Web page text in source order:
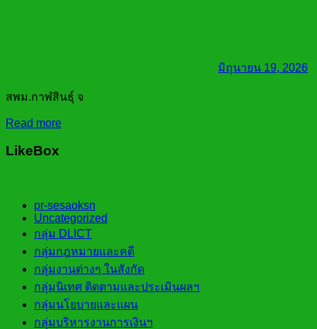
มิถุนายน 19, 2026
สพม.กาฬสินธุ์ จ
Read more
LikeBox
pr-sesaoksn
Uncategorized
กลุ่ม DLICT
กลุ่มกฎหมายและคดี
กลุ่มงานต่างๆ ในสังกัด
กลุ่มนิเทศ ติดตามและประเมินผลฯ
กลุ่มนโยบายและแผน
กลุ่มบริหารงานการเงินฯ